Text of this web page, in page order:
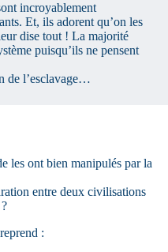
incroyablement
Et, ils adorent qu’on les
dise tout ! La majorité
puisqu’ils ne pensent
de l’esclavage…
les ont bien manipulés par la
entre deux civilisations
: